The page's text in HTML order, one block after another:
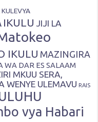
IKULU JIJI LA
IKULU MAZINGIRA
WA DAR ES SALAAM
MKUU SERA,
WENYE ULEMAVU RAIS
vya Habari